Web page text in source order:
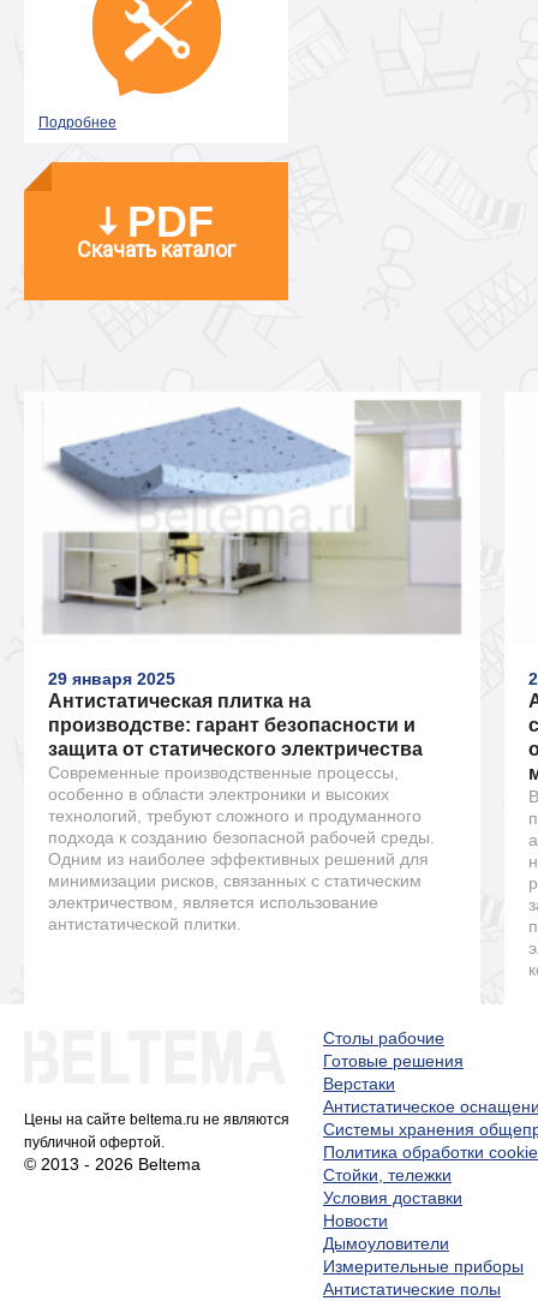
Подробнее
PDF
Скачать каталог
29 января 2025
Антистатическая плитка на
производстве: гарант безопасности и
защита от статического электричества
Современные производственные процессы,
особенно в области электроники и высоких
технологий, требуют сложного и продуманного
подхода к созданию безопасной рабочей среды.
Одним из наиболее эффективных решений для
минимизации рисков, связанных с статическим
электричеством, является использование
антистатической плитки.
Цены на сайте beltema.ru не являются
публичной офертой.
© 2013 - 2026 Beltema
Столы рабочие
Готовые решения
Верстаки
Антистатическое
Системы хранения
Политика обработки cookie
Стойки, тележки
Условия доставки
Новости
Дымоуловители
Измерительные приборы
Антистатические полы